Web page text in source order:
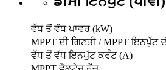
ਵੱਧ ਤੋਂ ਵੱਧ ਪਾਵਰ (kW)
MPPT ਦੀ ਗਿਣਤੀ / MPPT ਇਨਪੁੱਟ
ਵੱਧ ਤੋਂ ਵੱਧ ਇਨਪੁੱਟ ਕਰੰਟ (A)